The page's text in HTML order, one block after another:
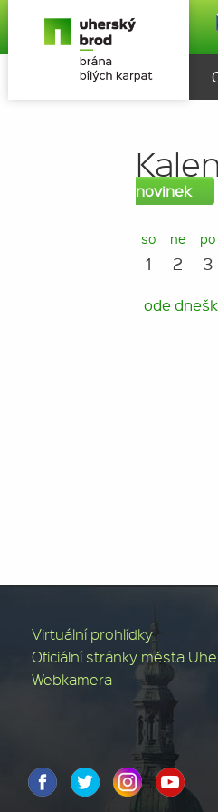
novinek
so
1
ne
2
po
3
ode
Virtuální prohlídky
Oficiální stránky města
Webkamera